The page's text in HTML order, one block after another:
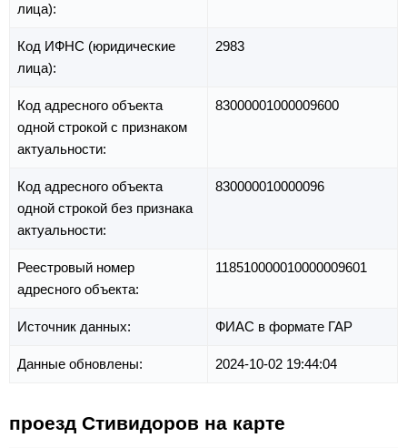
лица):
Код ИФНС (юридические
лица):
2983
Код адресного объекта
одной строкой с признаком
актуальности:
83000001000009600
Код адресного объекта
одной строкой без признака
актуальности:
830000010000096
Реестровый номер
адресного объекта:
118510000010000009601
Источник данных: ФИАС в формате ГАР
Данные обновлены: 2024-10-02 19:44:04
проезд Стивидоров на карте